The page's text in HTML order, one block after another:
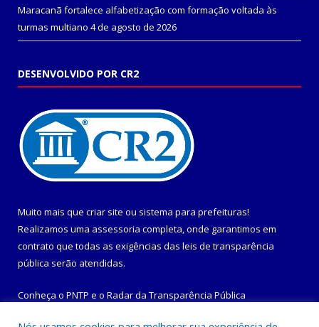
Maracanã fortalece alfabetização com formação voltada às
turmas multiano 4 de agosto de 2026
DESENVOLVIDO POR CR2
Muito mais que criar site ou sistema para prefeituras!
Realizamos uma assessoria completa, onde garantimos em
contrato que todas as exigências das leis de transparência
pública serão atendidas.
Conheça o PNTP e o Radar da Transparência Pública